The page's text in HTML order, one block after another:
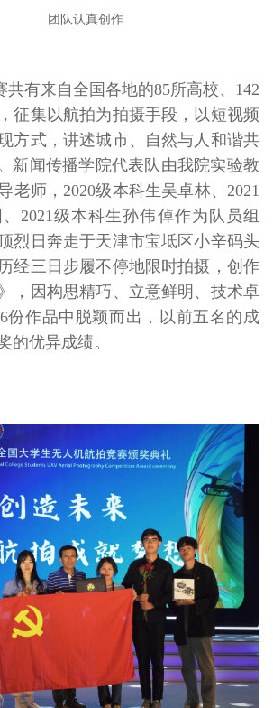
团队认真创作
有来自全国各地的85所高校、142
征集以航拍为拍摄手段，以短视频
方式，讲述城市、自然与人和谐共
新闻传播学院代表队由我院实验教
老师，2020级本科生吴卓林、2021
2021级本科生孙伟倬作为队员组
烈日奔走于天津市宝坻区小辛码头
经三日步履不停地限时拍摄，创作
，因构思精巧、立意鲜明、技术卓
份作品中脱颖而出，以前五名的成
的优异成绩。